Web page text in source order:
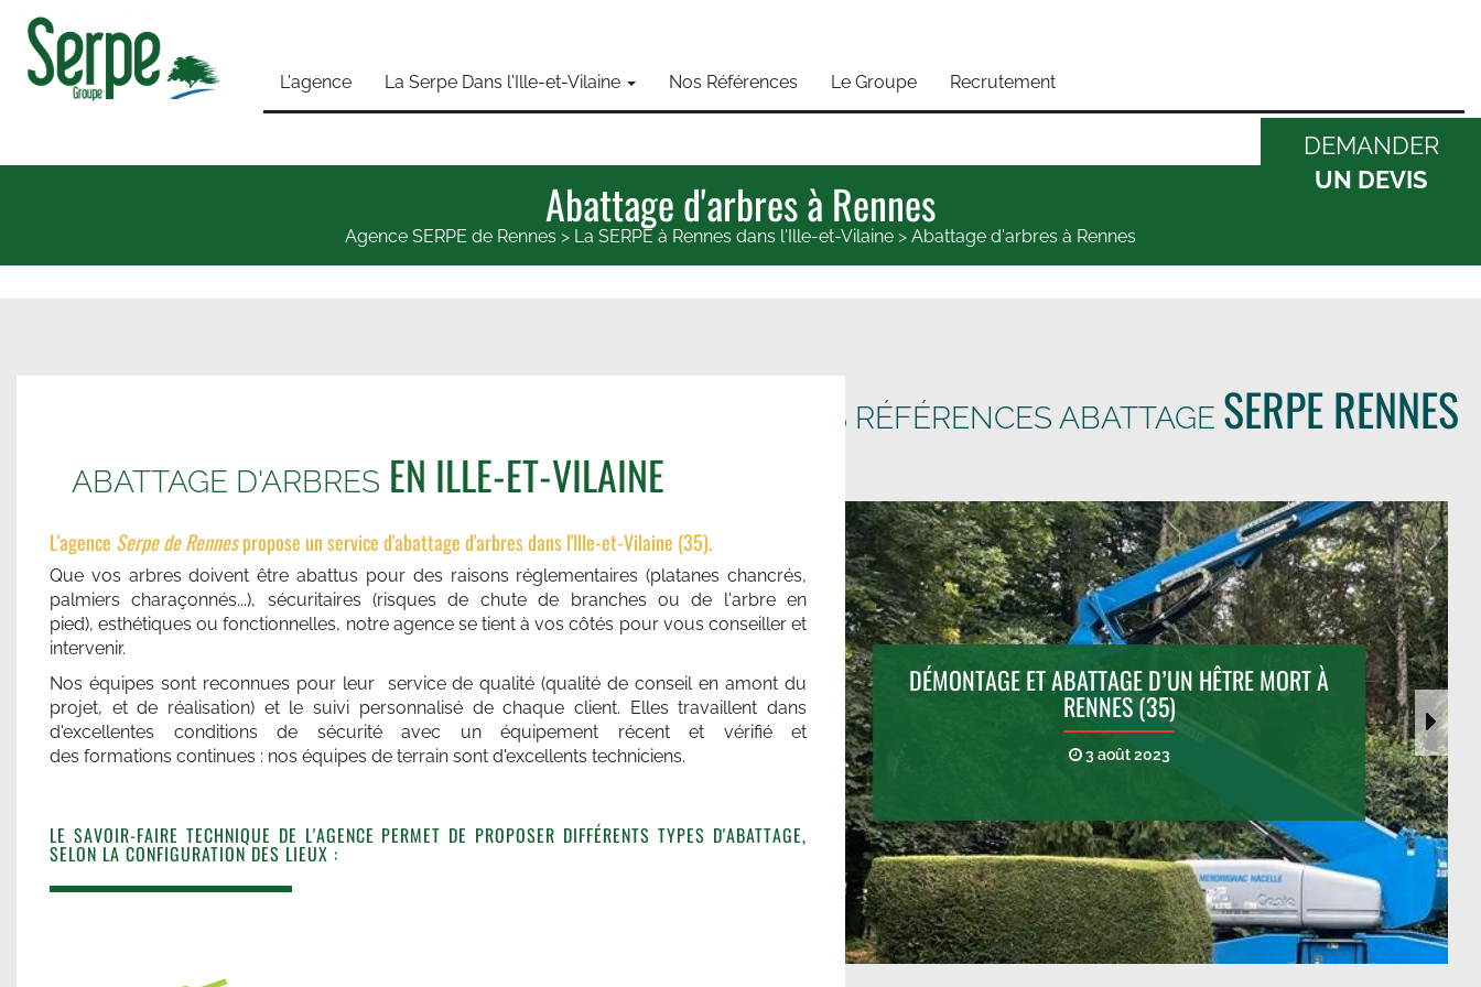
DEMANDER
UN DEVIS
L'agence La Serpe Dans l'Ille-et-Vilaine Nos Références Le Groupe Recrutement
Abattage d'arbres à Rennes
Agence SERPE de Rennes > La SERPE à Rennes dans l'Ille-et-Vilaine > Abattage d'arbres à Rennes
ABATTAGE D'ARBRES EN ILLE-ET-VILAINE
L'agence Serpe de Rennespropose un service d'abattage d'arbres dans l'Ille-et-Vilaine (35).
Que vos arbres doivent être abattus pour des raisons réglementaires (platanes chancrés,
palmiers charaçonnés...), sécuritaires (risques de chute de branches ou de l'arbre en
pied), esthétiques ou fonctionnelles, notre agence se tient à vos côtés pour vous conseiller et
intervenir.
Nos équipes sont reconnues pour leur service de qualité (qualité de conseil en amont du
projet, et de réalisation) et le suivi personnalisé de chaque client. Elles travaillent dans
d'excellentes conditions de sécurité avec un équipement récent et vérifié et
des formations continues : nos équipes de terrain sont d'excellents techniciens.
LE SAVOIR-FAIRE TECHNIQUE DE L'AGENCE PERMET DE PROPOSER DIFFÉRENTS TYPES D'ABATTAGE,
SELON LA CONFIGURATION DES LIEUX :
NOS RÉFÉRENCES ABATTAGE SERPE RENNES
ABATTAGE D'ARBRES À L'HÔPITAL DE
PONTCHAILLOU (35)
7 mai 2025
DÉMONTAGE ET ABATTAGE D’UN HÊTRE MORT À
RENNES (35)
3 août 2023